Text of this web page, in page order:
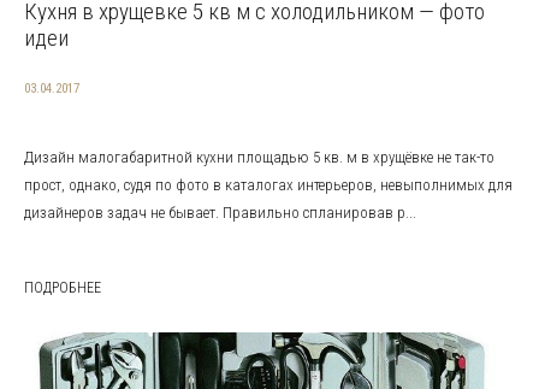
Кухня в хрущевке 5 кв м с холодильником — фото
идеи
03.04.2017
Дизайн малогабаритной кухни площадью 5 кв. м в хрущёвке не так-то
прост, однако, судя по фото в каталогах интерьеров, невыполнимых для
дизайнеров задач не бывает. Правильно спланировав р...
ПОДРОБНЕЕ